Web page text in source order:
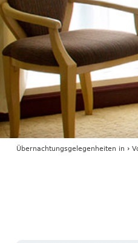
Übernachtungsgelegenheiten in ›